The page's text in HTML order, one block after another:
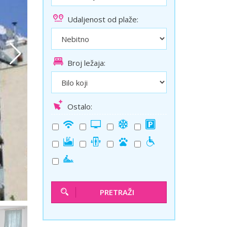
Solun polazak iz Niša
Temišvar polazak iz Niša
Udaljenost od plaže:
Broj ležaja:
Ostalo:
PRETRAŽI